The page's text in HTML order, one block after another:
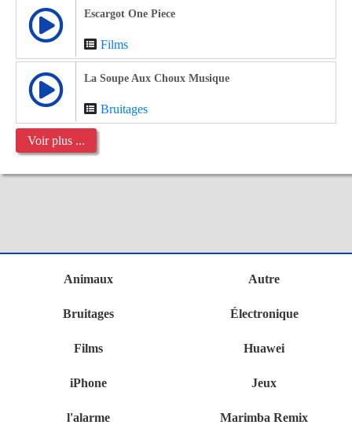
Escargot One Piece
Films
La Soupe Aux Choux Musique
Bruitages
Voir plus ...
Animaux Autre
Bruitages Électronique
Films Huawei
iPhone Jeux
l'alarme Marimba Remix